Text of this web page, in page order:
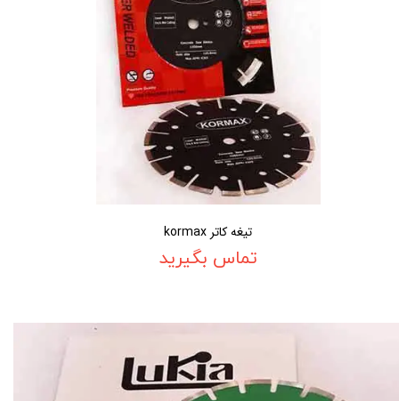
تیغه کاتر kormax
تماس بگیرید